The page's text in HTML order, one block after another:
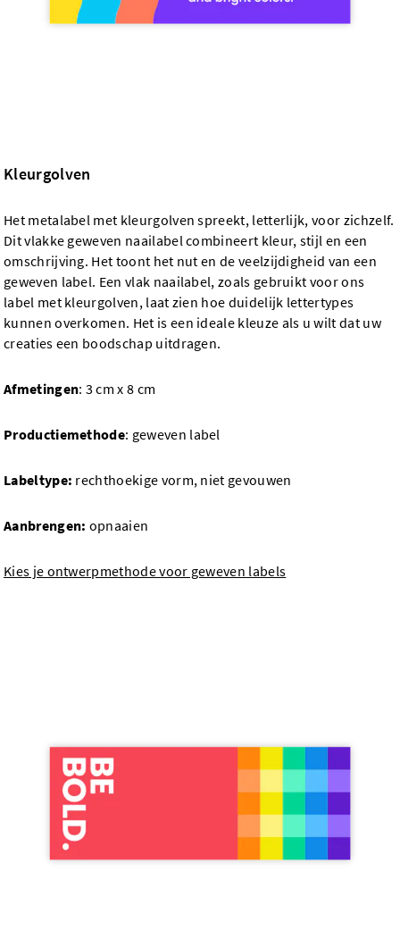
Kleurgolven
Het metalabel met kleurgolven spreekt, letterlijk, voor zichzelf.
Dit vlakke geweven naailabel combineert kleur, stijl en een
omschrijving. Het toont het nut en de veelzijdigheid van een
geweven label. Een vlak naailabel, zoals gebruikt voor ons
label met kleurgolven, laat zien hoe duidelijk lettertypes
kunnen overkomen. Het is een ideale kleuze als u wilt dat uw
creaties een boodschap uitdragen.
Afmetingen: 3 cm x 8 cm
Productiemethode: geweven label
Labeltype: rechthoekige vorm, niet gevouwen
Aanbrengen: opnaaien
Kies je ontwerpmethode voor geweven labels